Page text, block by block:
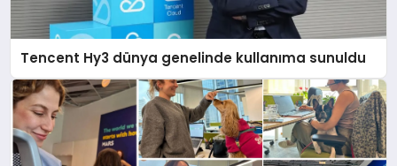
Tencent Hy3 dünya genelinde kullanıma sunuldu